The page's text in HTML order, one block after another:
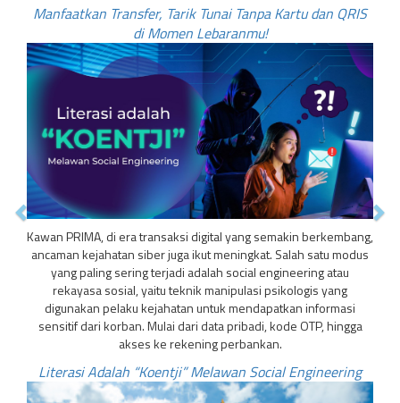
Manfaatkan Transfer, Tarik Tunai Tanpa Kartu dan QRIS
di Momen Lebaranmu!
Kawan PRIMA, di era transaksi digital yang semakin berkembang,
ancaman kejahatan siber juga ikut meningkat. Salah satu modus
yang paling sering terjadi adalah social engineering atau
rekayasa sosial, yaitu teknik manipulasi psikologis yang
digunakan pelaku kejahatan untuk mendapatkan informasi
sensitif dari korban. Mulai dari data pribadi, kode OTP, hingga
akses ke rekening perbankan.
Literasi Adalah “Koentji” Melawan Social Engineering